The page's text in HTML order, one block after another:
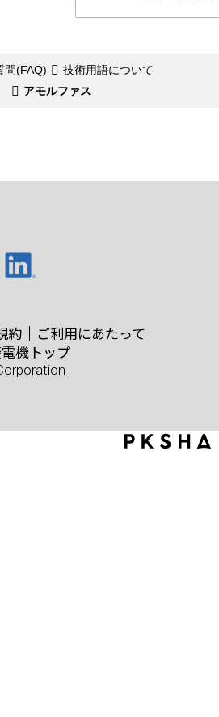
問(FAQ)
技術用語について
アモルファス
約
ご利用にあたって
機トップ